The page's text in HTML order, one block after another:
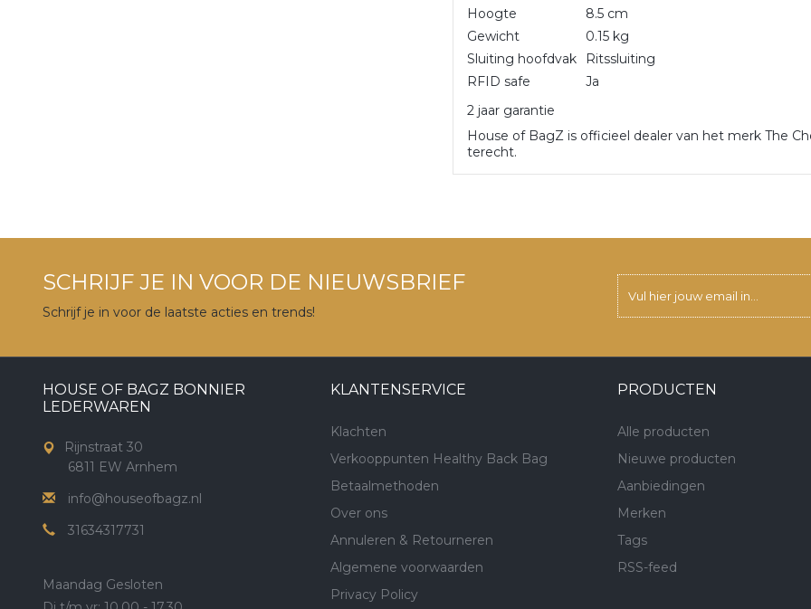
Hoogte
8.5 cm
Gewicht
0.15 kg
Sluiting hoofdvak
Ritssluiting
RFID safe
Ja
2 jaar garantie
House of BagZ is officieel dealer van het merk The
terecht.
SCHRIJF JE IN VOOR DE NIEUWSBRIEF
Schrijf je in voor de laatste acties en trends!
HOUSE OF BAGZ BONNIER
LEDERWAREN
Rijnstraat 30
6811 EW Arnhem
info@houseofbagz.nl
31634317731
Maandag Gesloten
KLANTENSERVICE
Klachten
Verkooppunten Healthy Back Bag
Betaalmethoden
Over ons
Annuleren & Retourneren
Algemene voorwaarden
Privacy Policy
PRODUCTEN
Alle producten
Nieuwe producten
Aanbiedingen
Merken
Tags
RSS-feed